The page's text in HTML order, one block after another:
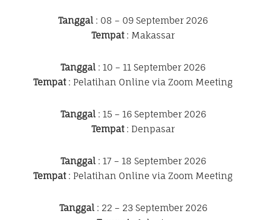
Tanggal : 08 – 09 September 2026
Tempat: Makassar
Tanggal : 10 – 11 September 2026
Tempat: Pelatihan Online via Zoom Meeting
Tanggal: 15 – 16 September 2026
Tempat: Denpasar
Tanggal: 17 – 18 September 2026
Tempat: Pelatihan Online via Zoom Meeting
Tanggal: 22 – 23 September 2026